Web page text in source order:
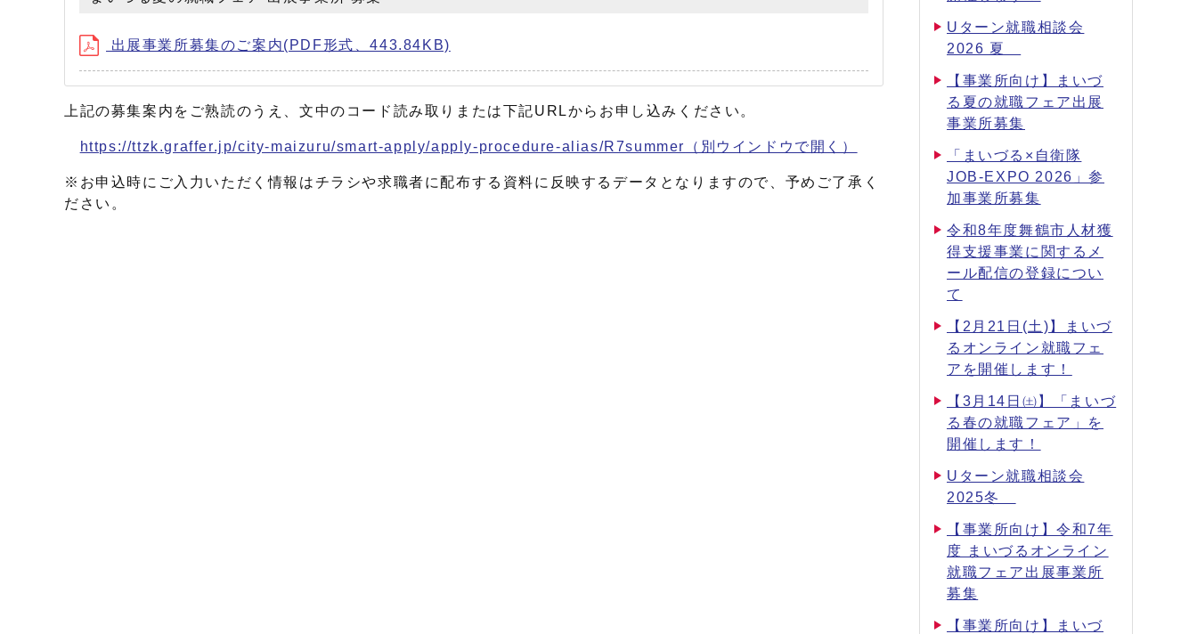
出展事業所募集のご案内(PDF形式、443.84KB)
上記の募集案内をご熟読のうえ、文中のコード読み取りまたは下記URLからお申し込みください。
https://ttzk.graffer.jp/city-maizuru/smart-apply/apply-procedure-alias/R7summer （別ウインドウで開く）
※お申込時にご入力いただく情報はチラシや求職者に配布する資料に反映するデータとなりますので、予めご了承く
ださい。
Uターン就職相談会
2026 夏
【事業所向け】まいづ
る夏の就職フェア出展
事業所募集
「まいづる×自衛隊
JOB-EXPO 2026」参
加事業所募集
令和8年度舞鶴市人材獲
得支援事業に関するメ
ール配信の登録につい
て
【2月21日(土)】まいづ
るオンライン就職フェ
アを開催します！
【3月14日㈯】「まいづ
る春の就職フェア」を
開催します！
Uターン就職相談会
2025冬
【事業所向け】令和7年
度 まいづるオンライン
就職フェア出展事業所
募集
【事業所向け】まいづ